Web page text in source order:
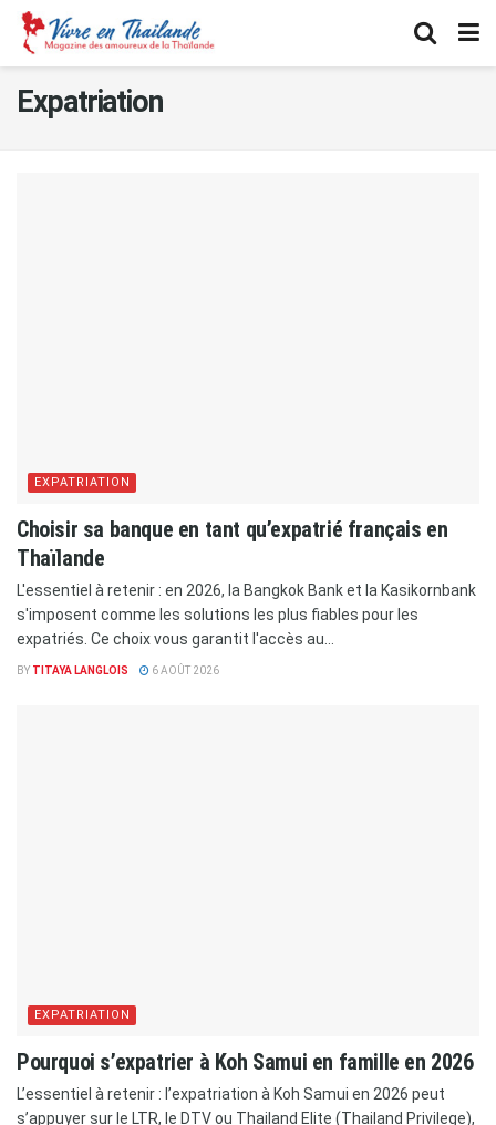
Expatriation
EXPATRIATION
Choisir sa banque en tant qu’expatrié français en
Thaïlande
L'essentiel à retenir : en 2026, la Bangkok Bank et la Kasikornbank
s'imposent comme les solutions les plus fiables pour les
expatriés. Ce choix vous garantit l'accès au...
BY TITAYA LANGLOIS 6 AOÛT 2026
EXPATRIATION
Pourquoi s’expatrier à Koh Samui en famille en 2026
L’essentiel à retenir : l’expatriation à Koh Samui en 2026 peut
s’appuyer sur le LTR, le DTV ou Thailand Elite (Thailand Privilege),